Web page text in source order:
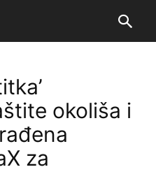
okoliša i
za